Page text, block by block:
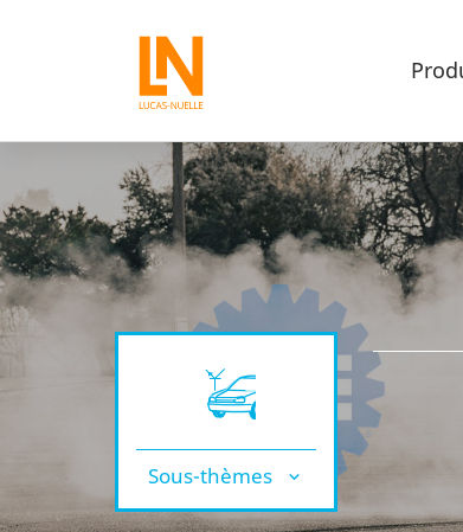
Sous-thèmes